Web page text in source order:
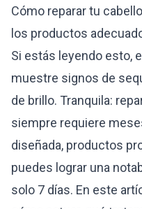
Cómo reparar tu
los productos
Si estás leyendo esto,
muestre signos de
de brillo. Tranquila:
siempre requiere
diseñada, productos
puedes lograr una
solo 7 días. En este